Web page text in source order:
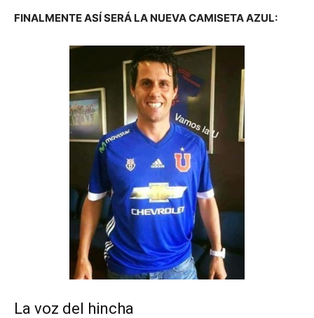
FINALMENTE ASÍ SERÁ LA NUEVA CAMISETA AZUL:
La voz del hincha